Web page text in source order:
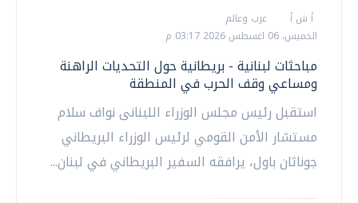
أ ش أ
عرب وعالم
الخميس، 06 اغسطس 2026 03:17 م
مباحثات لبنانية - بريطانية حول التحديات الراهنة
ومساعي وقف الحرب في المنطقة
استقبل رئيس مجلس الوزراء اللبنانى نواف سلام
مستشار الأمن القومي لرئيس الوزراء البريطاني
جوناثان باول، يرافقه السفير البريطاني في لبنان...